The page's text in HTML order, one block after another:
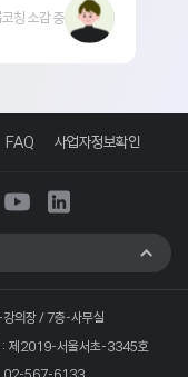
칭 소감 중
FAQ 사업자정보확인
의장 / 7층-사무실
: 제2019-서울서초-3345호